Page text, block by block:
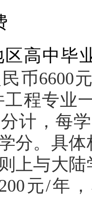
高中毕
币6600
工程专业
计，每
分。具
上与大陆
元/年